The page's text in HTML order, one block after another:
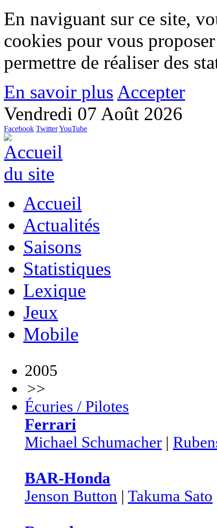
En naviguant sur ce site,
cookies pour vous
permettre de réaliser des
En savoir plus Accepter
Vendredi 07 Août 2026
Facebook TwitterYouTube
Accueil
Actualités
Saisons
Statistiques
Lexique
Jeux
Mobile
2005
>>
Écuries / Pilotes
Ferrari
Michael Schumacher |
BAR-Honda
Jenson Button | Takuma Sato